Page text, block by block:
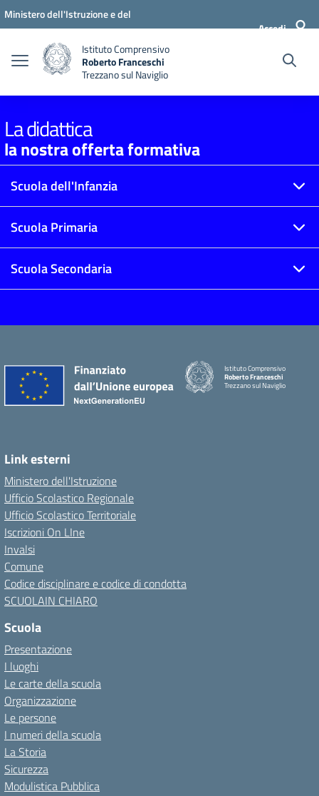
Vai ai contenuti
Vai al menu di navigazione
Vai al footer
Ministero dell'Istruzione e del
Accedi
Istituto Comprensivo
Roberto Franceschi
Trezzano sul Naviglio
La didattica
la nostra offerta formativa
Scuola dell'Infanzia
Scuola Primaria
Scuola Secondaria
Istituto Comprensivo
Roberto Franceschi
Trezzano sul Naviglio
Link esterni
Ministero dell'Istruzione
Ufficio Scolastico Regionale
Ufficio Scolastico Territoriale
Iscrizioni On LIne
Invalsi
Comune
Codice disciplinare e codice di condotta
SCUOLAIN CHIARO
Scuola
Presentazione
I luoghi
Le carte della scuola
Organizzazione
Le persone
I numeri della scuola
La Storia
Sicurezza
Modulistica Pubblica